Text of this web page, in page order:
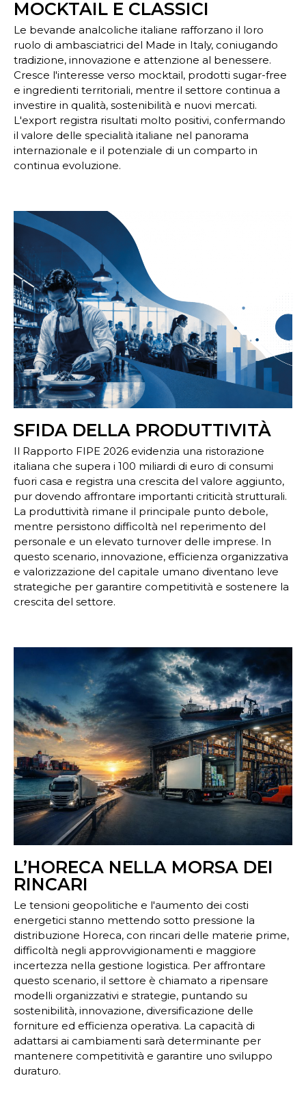
MOCKTAIL E CLASSICI
Le bevande analcoliche italiane rafforzano il loro
ruolo di ambasciatrici del Made in Italy, coniugando
tradizione, innovazione e attenzione al benessere.
Cresce l'interesse verso mocktail, prodotti sugar-free
e ingredienti territoriali, mentre il settore continua a
investire in qualità, sostenibilità e nuovi mercati.
L'export registra risultati molto positivi, confermando
il valore delle specialità italiane nel panorama
internazionale e il potenziale di un comparto in
continua evoluzione.
SFIDA DELLA PRODUTTIVITÀ
Il Rapporto FIPE 2026 evidenzia una ristorazione
italiana che supera i 100 miliardi di euro di consumi
fuori casa e registra una crescita del valore aggiunto,
pur dovendo affrontare importanti criticità strutturali.
La produttività rimane il principale punto debole,
mentre persistono difficoltà nel reperimento del
personale e un elevato turnover delle imprese. In
questo scenario, innovazione, efficienza organizzativa
e valorizzazione del capitale umano diventano leve
strategiche per garantire competitività e sostenere la
crescita del settore.
L’HORECA NELLA MORSA DEI
RINCARI
Le tensioni geopolitiche e l'aumento dei costi
energetici stanno mettendo sotto pressione la
distribuzione Horeca, con rincari delle materie prime,
difficoltà negli approvvigionamenti e maggiore
incertezza nella gestione logistica. Per affrontare
questo scenario, il settore è chiamato a ripensare
modelli organizzativi e strategie, puntando su
sostenibilità, innovazione, diversificazione delle
forniture ed efficienza operativa. La capacità di
adattarsi ai cambiamenti sarà determinante per
mantenere competitività e garantire uno sviluppo
duraturo.